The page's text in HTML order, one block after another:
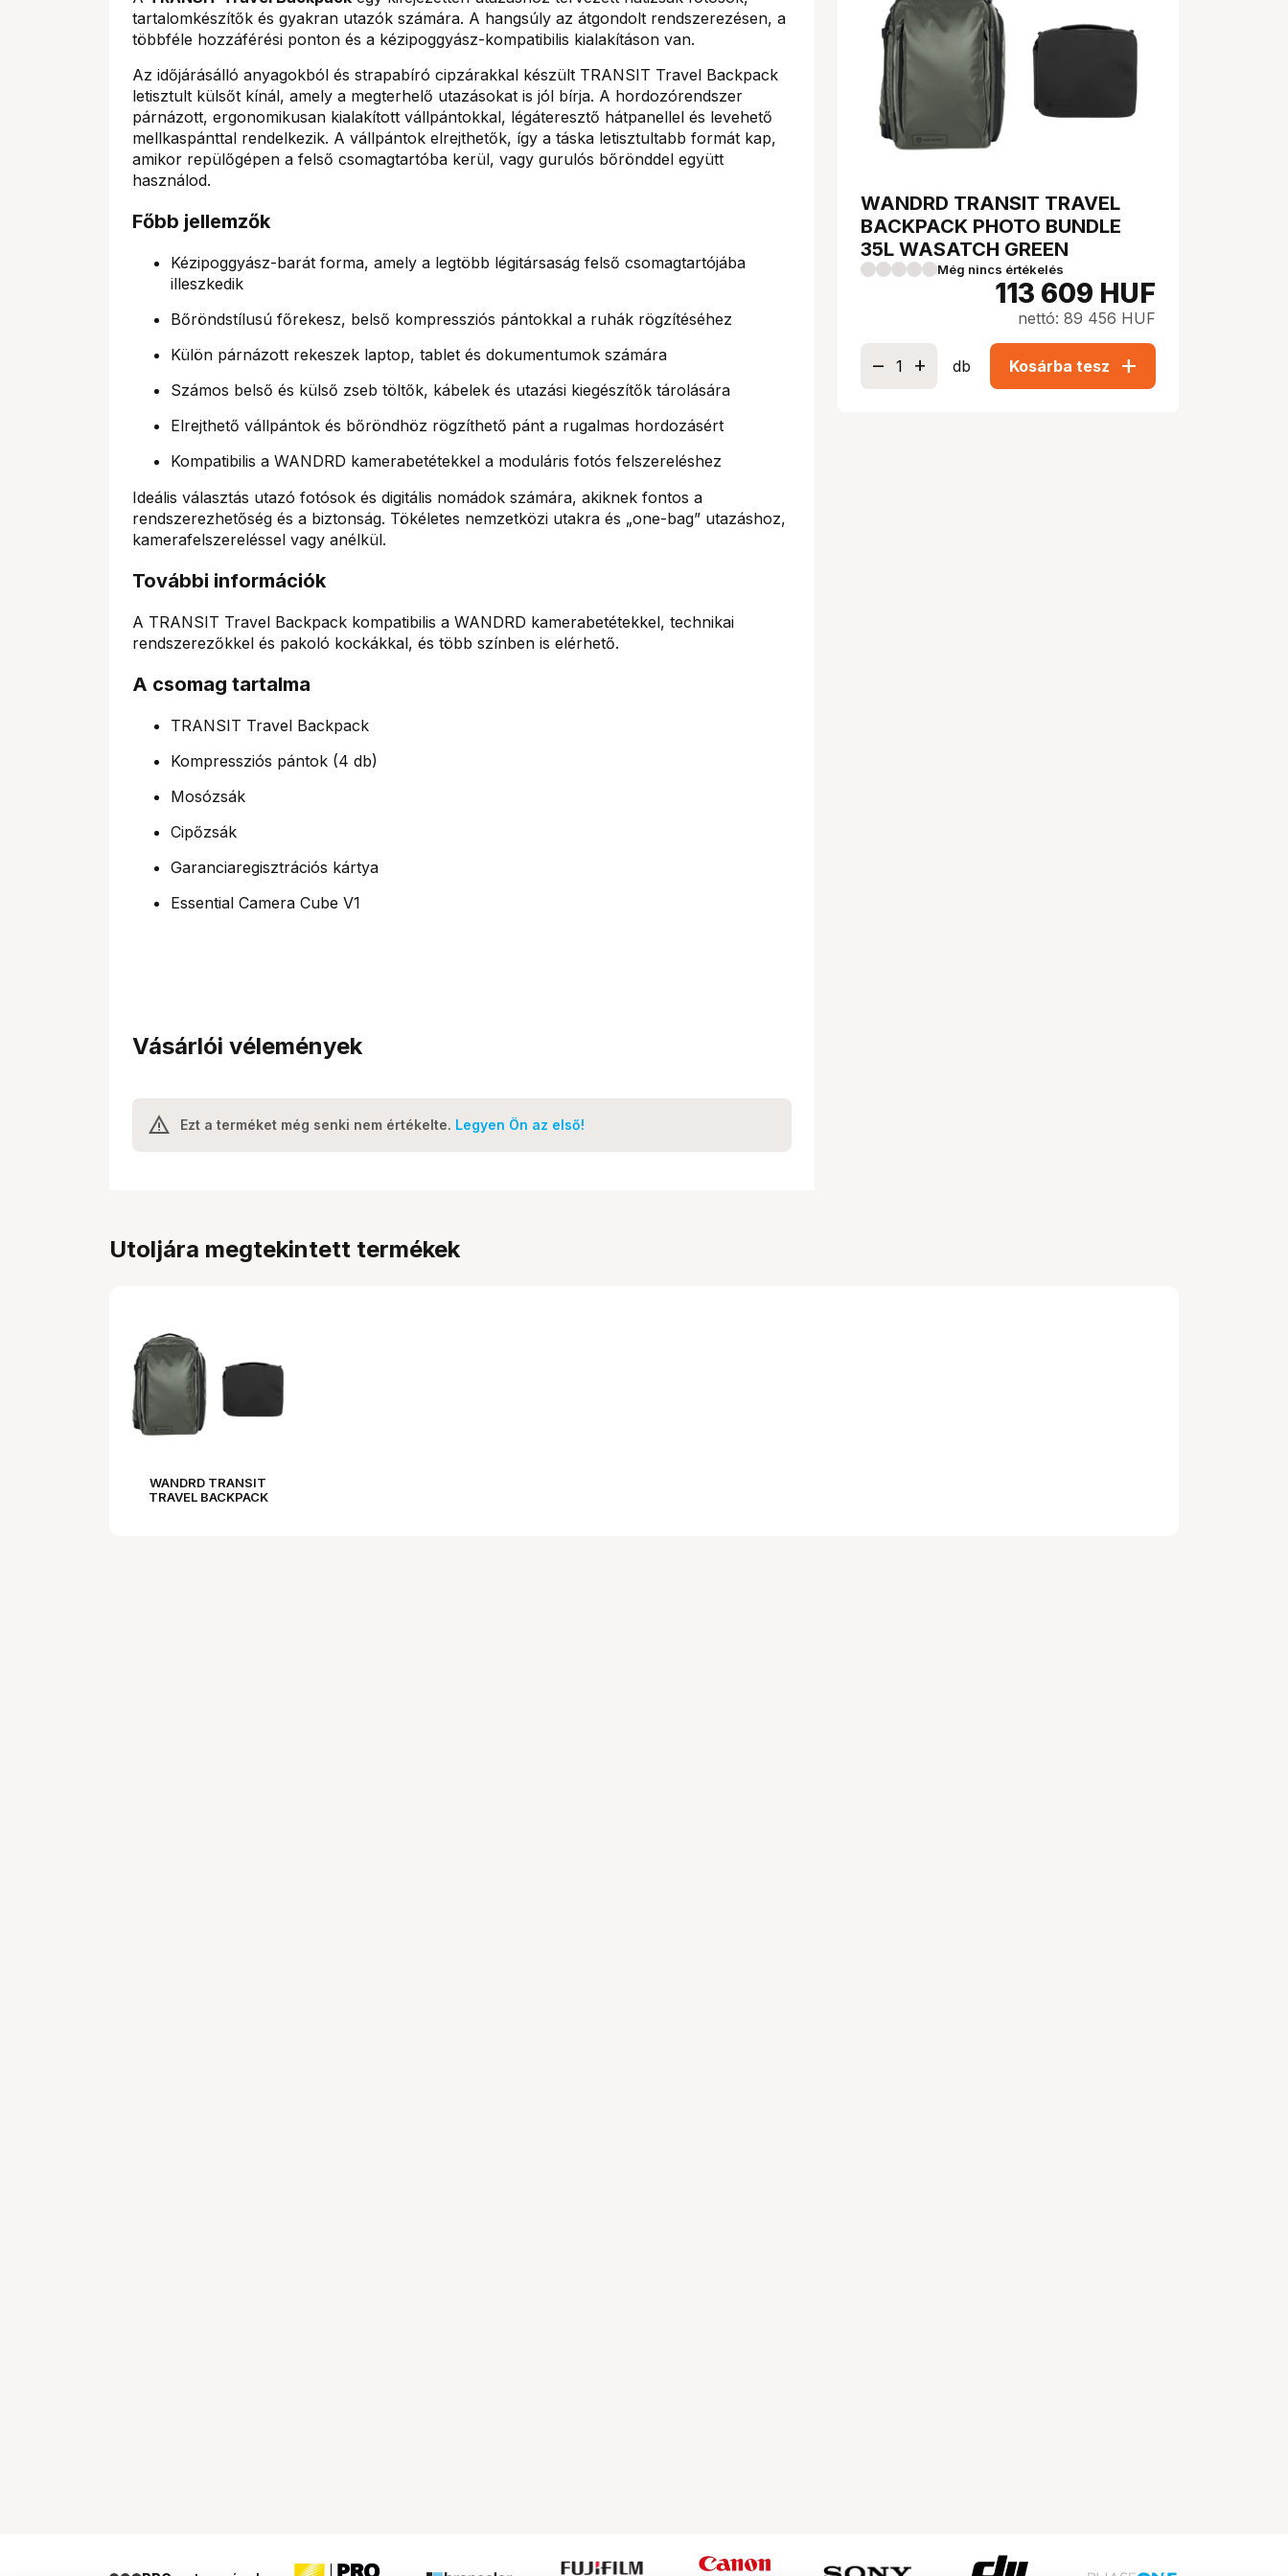
tartalomkészítők és gyakran utazók számára. A hangsúly az átgondolt rendszerezésen, a
többféle hozzáférési ponton és a kézipoggyász-kompatibilis kialakításon van.
Az időjárásálló anyagokból és strapabíró cipzárakkal készült TRANSIT Travel Backpack
letisztult külsőt kínál, amely a megterhelő utazásokat is jól bírja. A hordozórendszer
párnázott, ergonomikusan kialakított vállpántokkal, légáteresztő hátpanellel és levehető
mellkaspánttal rendelkezik. A vállpántok elrejthetők, így a táska letisztultabb formát kap,
amikor repülőgépen a felső csomagtartóba kerül, vagy gurulós bőrönddel együtt
használod.
Főbb jellemzők
Kézipoggyász-barát forma, amely a legtöbb légitársaság felső csomagtartójába
illeszkedik
Bőröndstílusú főrekesz, belső kompressziós pántokkal a ruhák rögzítéséhez
Külön párnázott rekeszek laptop, tablet és dokumentumok számára
Számos belső és külső zseb töltők, kábelek és utazási kiegészítők tárolására
Elrejthető vállpántok és bőröndhöz rögzíthető pánt a rugalmas hordozásért
Kompatibilis a WANDRD kamerabetétekkel a moduláris fotós felszereléshez
Ideális választás utazó fotósok és digitális nomádok számára, akiknek fontos a
rendszerezhetőség és a biztonság. Tökéletes nemzetközi utakra és „one-bag” utazáshoz,
kamerafelszereléssel vagy anélkül.
További információk
A TRANSIT Travel Backpack kompatibilis a WANDRD kamerabetétekkel, technikai
rendszerezőkkel és pakoló kockákkal, és több színben is elérhető.
A csomag tartalma
TRANSIT Travel Backpack
Kompressziós pántok (4 db)
Mosózsák
Cipőzsák
Garanciaregisztrációs kártya
Essential Camera Cube V1
Vásárlói vélemények
Ezt a terméket még senki nem értékelte. Legyen Ön az első!
WANDRD TRANSIT TRAVEL
BACKPACK PHOTO BUNDLE
35L WASATCH GREEN
Még nincs értékelés
113 609 HUF
nettó: 89 456 HUF
db Kosárba tesz add
Utoljára megtekintett termékek
WANDRD TRANSIT
TRAVEL BACKPACK